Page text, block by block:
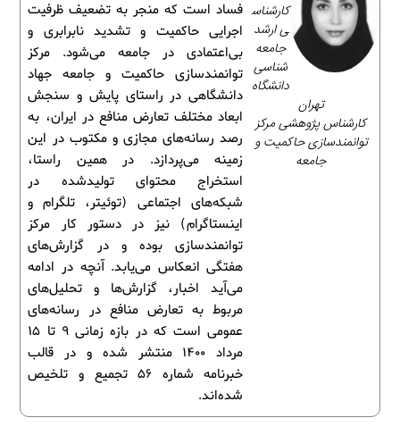
فساد است که منجر به تضعیف ظرفیت
اجرایی حاکمیت و تشدید نابرابری و
بی‌اعتمادی در جامعه می‌شود. مرکز
توانمندسازی حاکمیت و جامعه جهاد
دانشگاهی در راستای پایش و سنجش
ابعاد مختلف تعارض منافع در ایران، به
رصد رسانه‌های مجازی و مکتوب در این
زمینه می‌پردازد. در همین راستا،
استخراج محتوای تولیدشده در
شبکه‌های اجتماعی (توئیتر، تلگرام و
اینستاگرام) نیز در دستور کار مرکز
توانمندسازی بوده و در گزارش‌های
هفتگی انعکاس می‌یابد. آنچه در ادامه
می‌آید اخبار، گزارش‌ها و تحلیل‌های
مربوط به تعارض منافع در رسانه‌های
عمومی است که در بازه زمانی 9 تا 15
مرداد 1400 منتشر شده و در قالب
خبرنامه شماره 56 تجمیع و تلخیص
شده‌اند.
کارشناس
ی ارشد
جامعه‌
شناسی
دانشگاه
تهران
کارشناس پژوهشی مرکز
توانمندسازی حاکمیت و
جامعه